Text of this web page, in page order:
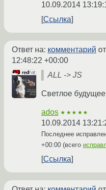
10.09.2014
Ссылка
Ответ на: комментарий
12:48:22 +00:00
ALL -> JS
Светлое
ados ★★★★★
10.09.2014
Последнее
+00:00 (всего
Ссылка